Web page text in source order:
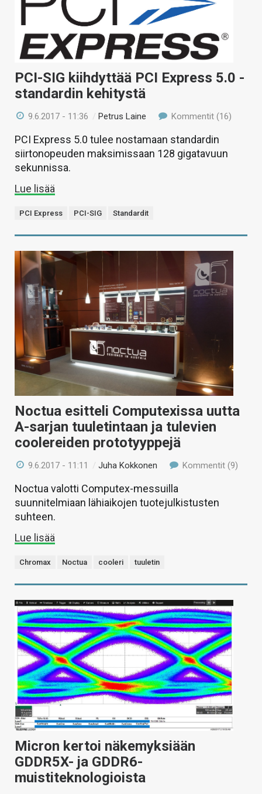
PCI-SIG kiihdyttää PCI Express 5.0 -
standardin kehitystä
9.6.2017 - 11:36 /Petrus Laine Kommentit (16)
PCI Express 5.0 tulee nostamaan standardin
siirtonopeuden maksimissaan 128 gigatavuun
sekunnissa.
Lue lisää
PCI Express PCI-SIG Standardit
Noctua esitteli Computexissa uutta
A-sarjan tuuletintaan ja tulevien
coolereiden prototyyppejä
9.6.2017 - 11:11 /Juha Kokkonen Kommentit (9)
Noctua valotti Computex-messuilla
suunnitelmiaan lähiaikojen tuotejulkistusten
suhteen.
Lue lisää
Chromax Noctua cooleri tuuletin
Micron kertoi näkemyksiään
GDDR5X- ja GDDR6-
muistiteknologioista